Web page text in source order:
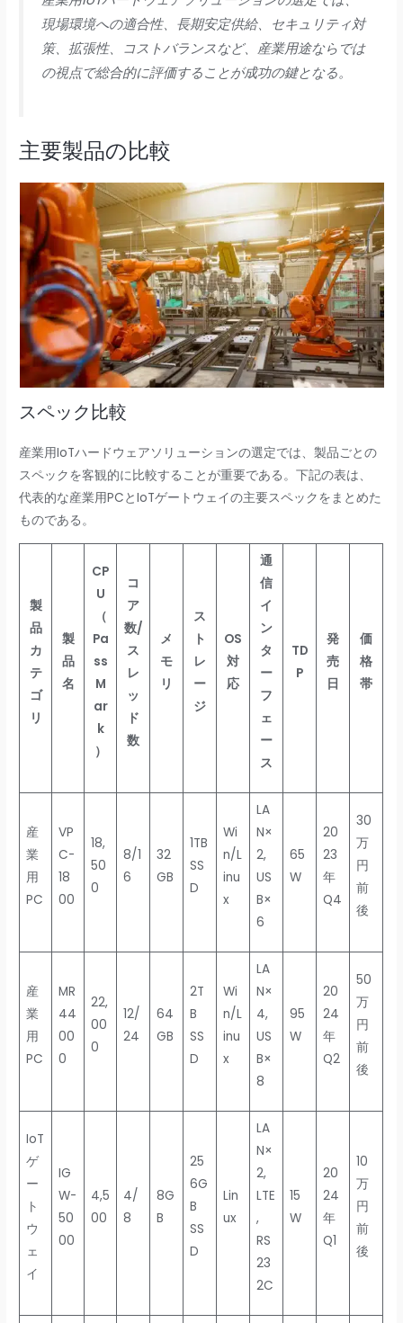
現場環境への適合性、長期安定供給、セキュリティ対
策、拡張性、コストバランスなど、産業用途ならでは
の視点で総合的に評価することが成功の鍵となる。
主要製品の比較
スペック比較
産業用IoTハードウェアソリューションの選定では、製品ごとの
スペックを客観的に比較することが重要である。下記の表は、
代表的な産業用PCとIoTゲートウェイの主要スペックをまとめた
ものである。
製
品
カ
テ
ゴ
リ
製
品
名
CP
U
（
Pa
ss
M
ar
k
）
コ
ア
数/
ス
レ
ッ
ド
数
メ
モ
リ
ス
ト
レ
ー
ジ
OS
対
応
通
信
イ
ン
タ
ー
フ
ェ
ー
ス
TD
P
発
売
日
価
格
帯
産
業
用
PC
VP
C-
18
00
18,
50
0
8/1
6
32
GB
1TB
SS
D
Wi
n/L
inu
x
LA
N×
2,
US
B×
6
65
W
20
23
年
Q4
30
万
円
前
後
産
業
用
PC
MR
44
00
0
22,
00
0
12/
24
64
GB
2T
B
SS
D
Wi
n/L
inu
x
LA
N×
4,
US
B×
8
95
W
20
24
年
Q2
50
万
円
前
後
IoT
ゲ
ー
ト
ウ
ェ
イ
IG
W-
50
00
4,5
00
4/
8
8G
B
25
6G
B
SS
D
Lin
ux
LA
N×
2,
LTE
,
RS
23
2C
15
W
20
24
年
Q1
10
万
円
前
後